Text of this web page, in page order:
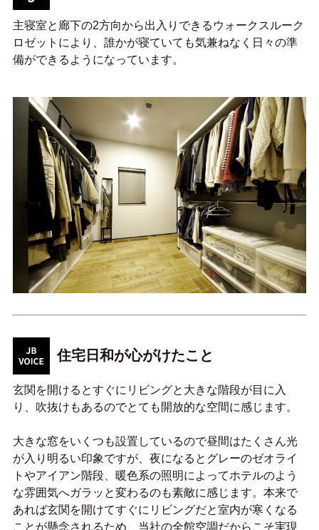
主寝室と廊下の2方向から出入りできるウォークスルーク
ロゼットにより、誰かが寝ていても気兼ねなく日々の準
備ができるようになっています。
住宅日和が心がけたこと
玄関を開けるとすぐにリビングと大きな階段が目に入
り、吹抜けもあるのでとても開放的な空間に感じます。
大きな窓をいくつも設置しているので昼間はたくさん光
が入り明るい印象ですが、夜になるとグレーのゼオライ
トやアイアン階段、暖色系の照明によってホテルのよう
な雰囲気へガラッと変わるのも素敵に感じます。本来で
あれば玄関を開けてすぐにリビングだと室内が寒くなる
ことが懸念されるため、当社の全館空調だからこそ実現